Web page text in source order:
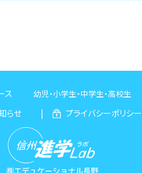
ス 幼児・小学生・中学生・高校生
らせ プライバシーポリシー